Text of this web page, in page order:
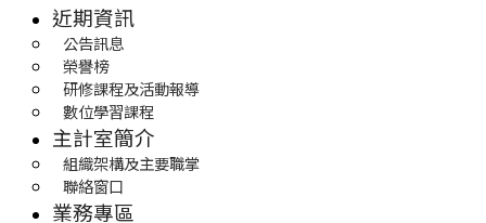
近期資訊
公告訊息
榮譽榜
研修課程及活動報導
數位學習課程
主計室簡介
組織架構及主要職掌
聯絡窗口
業務專區